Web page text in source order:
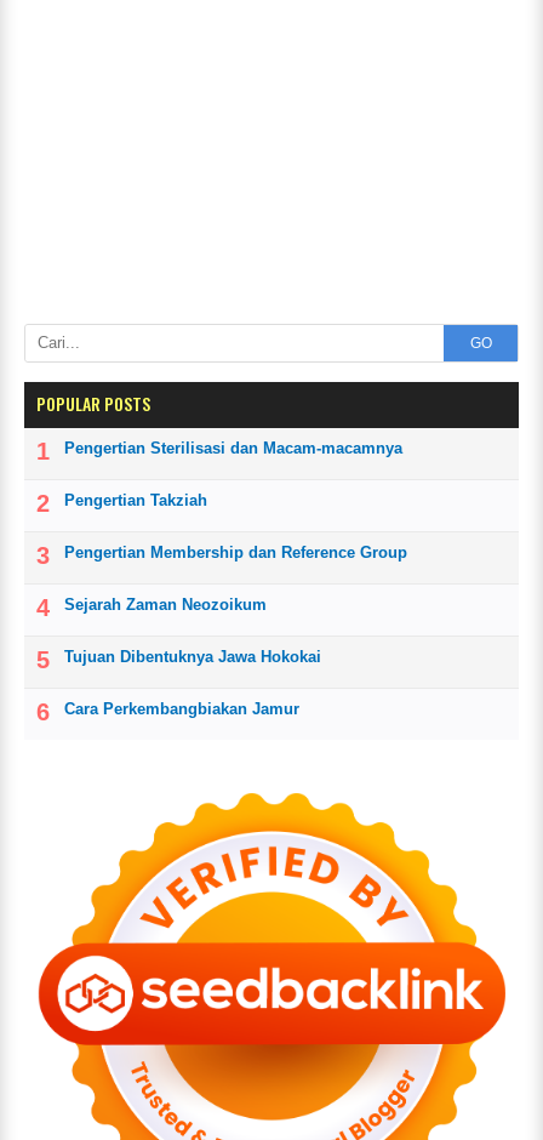
GO
POPULAR POSTS
Pengertian Sterilisasi dan Macam-macamnya
Pengertian Takziah
Pengertian Membership dan Reference Group
Sejarah Zaman Neozoikum
Tujuan Dibentuknya Jawa Hokokai
Cara Perkembangbiakan Jamur